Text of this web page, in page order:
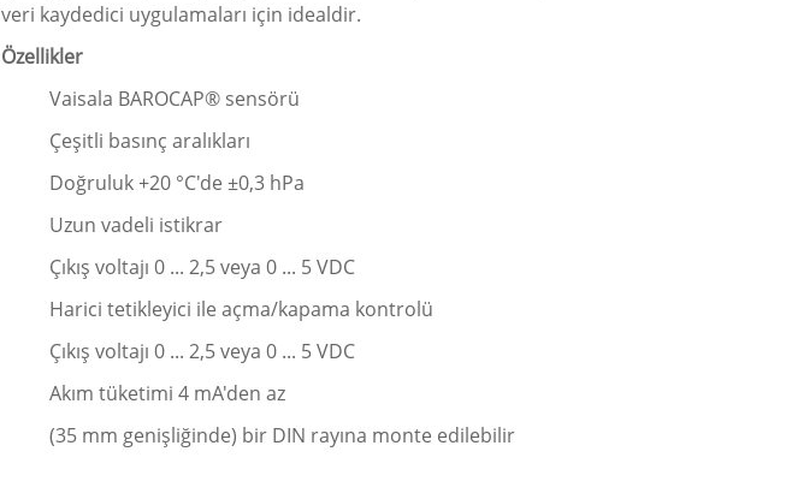
veri kaydedici uygulamaları için idealdir.
Özellikler
Vaisala BAROCAP® sensörü
Çeşitli basınç aralıkları
Doğruluk +20 °C'de ±0,3 hPa
Uzun vadeli istikrar
Çıkış voltajı 0 ... 2,5 veya 0 ... 5 VDC
Harici tetikleyici ile açma/kapama kontrolü
Çıkış voltajı 0 ... 2,5 veya 0 ... 5 VDC
Akım tüketimi 4 mA'den az
(35 mm genişliğinde) bir DIN rayına monte edilebilir